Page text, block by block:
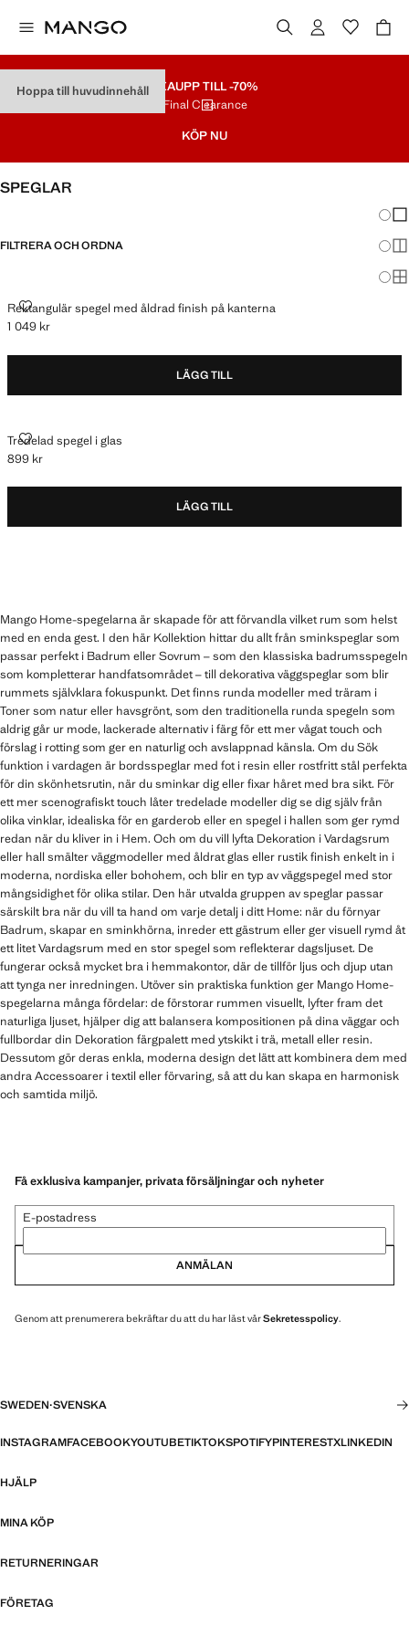
Hoppa till huvudinnehåll REAUPP TILL -70%
Final Clearance
KÖP NU
SPEGLAR
FILTRERA OCH ORDNA
Rektangulär spegel med åldrad finish på kanterna
REKTANGULÄR SPEGEL MED ÅLDRAD FINISH PÅ KANTERNA
Gällande pris [1 049 kr ]
1 049 kr
LÄGG TILL
Tredelad spegel i glas
TREDELAD SPEGEL I GLAS
Gällande pris [899 kr ]
899 kr
LÄGG TILL
Mango Home-spegelarna är skapade för att förvandla vilket rum som helst
med en enda gest. I den här Kollektion hittar du allt från sminkspeglar som
passar perfekt i Badrum eller Sovrum – som den klassiska badrumsspegeln
som kompletterar handfatsområdet – till dekorativa väggspeglar som blir
rummets självklara fokuspunkt. Det finns runda modeller med träram i
Toner som natur eller havsgrönt, som den traditionella runda spegeln som
aldrig går ur mode, lackerade alternativ i färg för ett mer vågat touch och
förslag i rotting som ger en naturlig och avslappnad känsla. Om du Sök
funktion i vardagen är bordsspeglar med fot i resin eller rostfritt stål perfekta
för din skönhetsrutin, när du sminkar dig eller fixar håret med bra sikt. För
ett mer scenografiskt touch låter tredelade modeller dig se dig själv från
olika vinklar, idealiska för en garderob eller en spegel i hallen som ger rymd
redan när du kliver in i Hem. Och om du vill lyfta Dekoration i Vardagsrum
eller hall smälter väggmodeller med åldrat glas eller rustik finish enkelt in i
moderna, nordiska eller bohohem, och blir en typ av väggspegel med stor
mångsidighet för olika stilar. Den här utvalda gruppen av speglar passar
särskilt bra när du vill ta hand om varje detalj i ditt Home: när du förnyar
Badrum, skapar en sminkhörna, inreder ett gästrum eller ger visuell rymd åt
ett litet Vardagsrum med en stor spegel som reflekterar dagsljuset. De
fungerar också mycket bra i hemmakontor, där de tillför ljus och djup utan
att tynga ner inredningen. Utöver sin praktiska funktion ger Mango Home-
spegelarna många fördelar: de förstorar rummen visuellt, lyfter fram det
naturliga ljuset, hjälper dig att balansera kompositionen på dina väggar och
fullbordar din Dekoration färgpalett med ytskikt i trä, metall eller resin.
Dessutom gör deras enkla, moderna design det lätt att kombinera dem med
andra Accessoarer i textil eller förvaring, så att du kan skapa en harmonisk
och samtida miljö.
Få exklusiva kampanjer, privata försäljningar och nyheter
E-postadress
ANMÄLAN
Genom att prenumerera bekräftar du att du har läst vårSekretesspolicy.
SWEDEN·SVENSKA
INSTAGRAMFACEBOOKYOUTUBETIKTOKSPOTIFYPINTERESTXLINKEDIN
HJÄLP
MINA KÖP
RETURNERINGAR
FÖRETAG